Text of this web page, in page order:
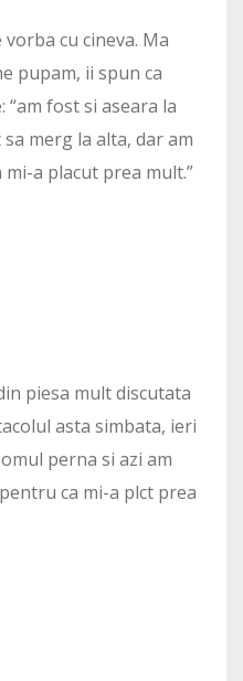
cu cineva. Ma
pupam, ii spun ca
fost si aseara la
merg la alta, dar am
a placut prea mult.”
piesa mult discutata
asta simbata, ieri
perna si azi am
ca mi-a plct prea